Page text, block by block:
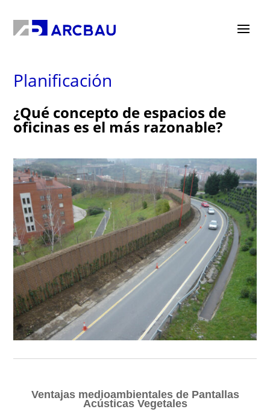
Planificación
¿Qué concepto de espacios de
oficinas es el más razonable?
Ventajas medioambientales de Pantallas
Acústicas Vegetales